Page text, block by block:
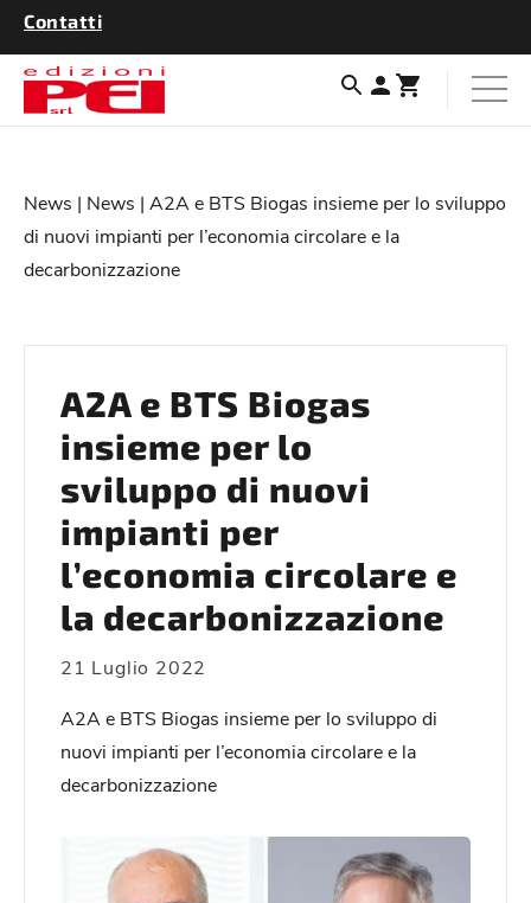
Contatti
News | News | A2A e BTS Biogas insieme per lo sviluppo
di nuovi impianti per l’economia circolare e la
decarbonizzazione
A2A e BTS Biogas
insieme per lo
sviluppo di nuovi
impianti per
l’economia circolare e
la decarbonizzazione
21 Luglio 2022
A2A e BTS Biogas insieme per lo sviluppo di
nuovi impianti per l’economia circolare e la
decarbonizzazione